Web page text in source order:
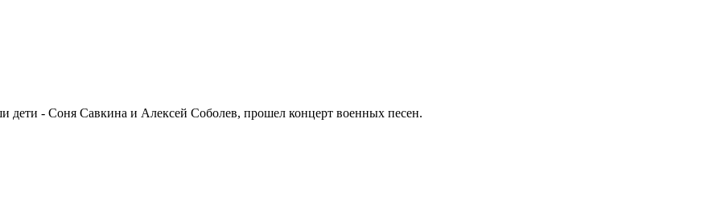
дети - Соня Савкина и Алексей Соболев, прошел концерт военных песен.